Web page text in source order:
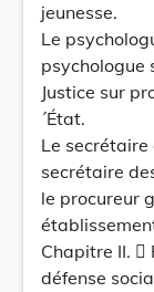
jeunesse.
Le
psychologue
Justice sur
´État.
Le secrétaire
secrétaire
le procureur
Chapitre II. 
défense